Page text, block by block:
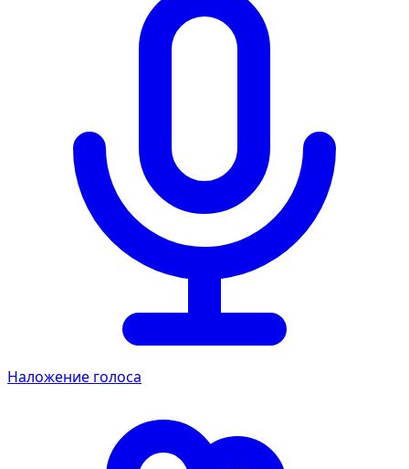
Наложение голоса